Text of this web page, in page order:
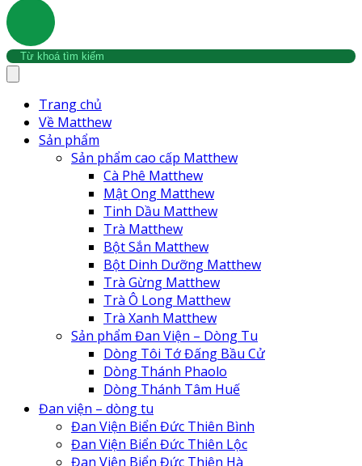
Trang chủ
Về Matthew
Sản phẩm
Sản phẩm cao cấp Matthew
Cà Phê Matthew
Mật Ong Matthew
Tinh Dầu Matthew
Trà Matthew
Bột Sắn Matthew
Bột Dinh Dưỡng Matthew
Trà Gừng Matthew
Trà Ô Long Matthew
Trà Xanh Matthew
Sản phẩm Đan Viện – Dòng Tu
Dòng Tôi Tớ Đấng Bầu Cử
Dòng Thánh Phaolo
Dòng Thánh Tâm Huế
Đan Viện Biển Đức Thiên Lộc
Đan Viện Biển Đức Thiên Bình
Đan Viện Biển Đức Thiên Hà
Đan viện Thiên An
Đan viện – dòng tu
Đan Viện Biển Đức Thiên Bình
Đan Viện Biển Đức Thiên Lộc
Đan Viện Biển Đức Thiên Hà